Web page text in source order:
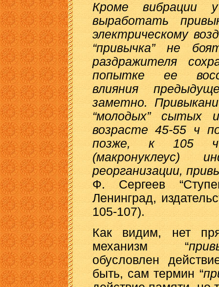
Кроме вибрации
выработать
электрическому
“привычка” не
раздражителя
попытке ее
влияния
заметно.
“молодых” сытых
возрасте 45-55 ч
позже, к 105
(макронуклеус)
реорганизации,
Ф. Сергеев
Ленинград,
105-107).
Как видим, нет
механизм “
обусловлен
быть, сам термин “